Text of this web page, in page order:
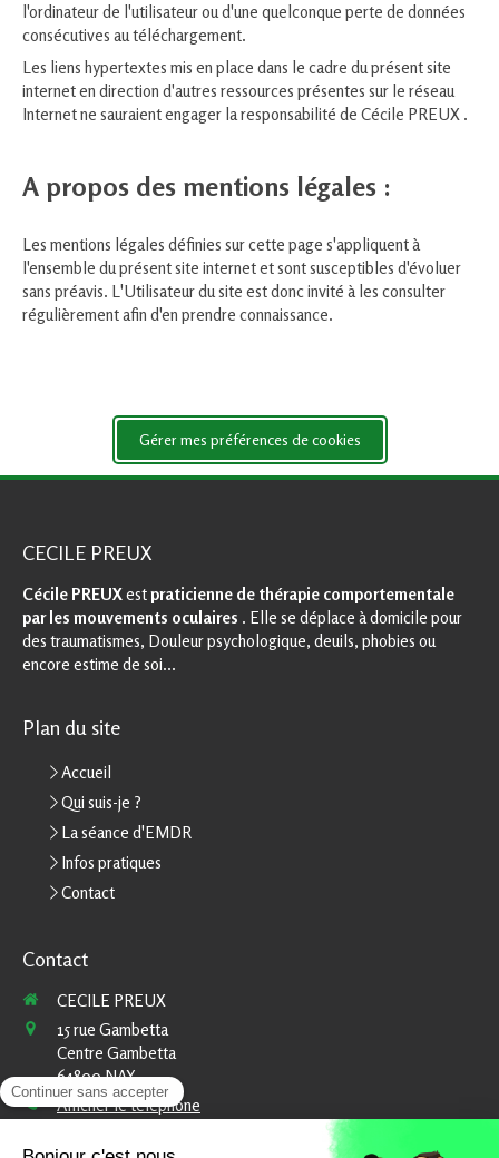
l'ordinateur de l'utilisateur ou d'une quelconque perte de données
consécutives au téléchargement.
Les liens hypertextes mis en place dans le cadre du présent site
internet en direction d'autres ressources présentes sur le réseau
Internet ne sauraient engager la responsabilité de Cécile PREUX .
A propos des mentions légales :
Les mentions légales définies sur cette page s'appliquent à
l'ensemble du présent site internet et sont susceptibles d'évoluer
sans préavis. L'Utilisateur du site est donc invité à les consulter
régulièrement afin d'en prendre connaissance.
Gérer mes préférences de cookies
CECILE PREUX
Cécile PREUXestpraticienne de thérapie comportementale
par les mouvements oculaires . Elle se déplace à domicile pour
des traumatismes, Douleur psychologique, deuils, phobies ou
encore estime de soi...
Plan du site
Accueil
Qui suis-je ?
La séance d'EMDR
Infos pratiques
Contact
Contact
CECILE PREUX
15 rue Gambetta
Centre Gambetta
64800NAY
Afficher le téléphone